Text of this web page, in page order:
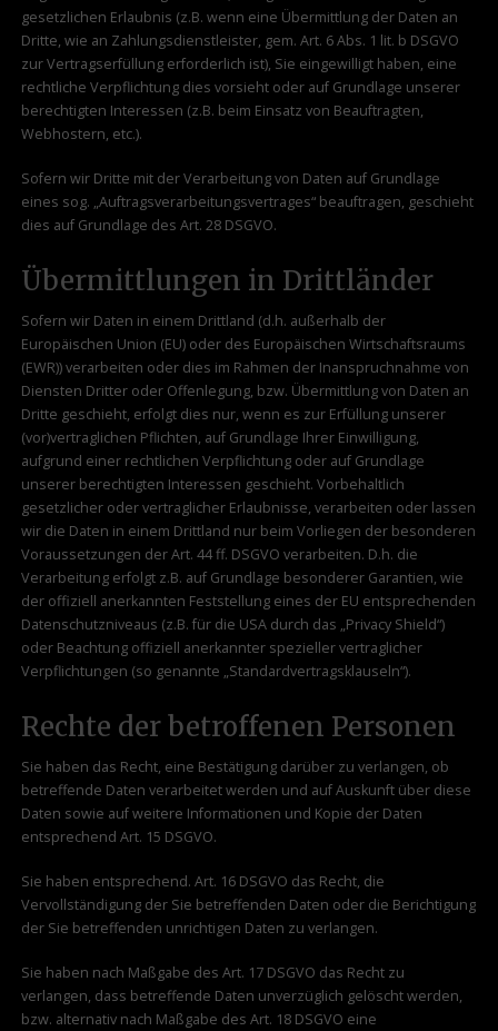
gesetzlichen Erlaubnis (z.B. wenn eine Übermittlung der Daten an
Dritte, wie an Zahlungsdienstleister, gem. Art. 6 Abs. 1 lit. b DSGVO
zur Vertragserfüllung erforderlich ist), Sie eingewilligt haben, eine
rechtliche Verpflichtung dies vorsieht oder auf Grundlage unserer
berechtigten Interessen (z.B. beim Einsatz von Beauftragten,
Webhostern, etc.).
Sofern wir Dritte mit der Verarbeitung von Daten auf Grundlage
eines sog. „Auftragsverarbeitungsvertrages“ beauftragen, geschieht
dies auf Grundlage des Art. 28 DSGVO.
Übermittlungen in Drittländer
Sofern wir Daten in einem Drittland (d.h. außerhalb der
Europäischen Union (EU) oder des Europäischen Wirtschaftsraums
(EWR)) verarbeiten oder dies im Rahmen der Inanspruchnahme von
Diensten Dritter oder Offenlegung, bzw. Übermittlung von Daten an
Dritte geschieht, erfolgt dies nur, wenn es zur Erfüllung unserer
(vor)vertraglichen Pflichten, auf Grundlage Ihrer Einwilligung,
aufgrund einer rechtlichen Verpflichtung oder auf Grundlage
unserer berechtigten Interessen geschieht. Vorbehaltlich
gesetzlicher oder vertraglicher Erlaubnisse, verarbeiten oder lassen
wir die Daten in einem Drittland nur beim Vorliegen der besonderen
Voraussetzungen der Art. 44 ff. DSGVO verarbeiten. D.h. die
Verarbeitung erfolgt z.B. auf Grundlage besonderer Garantien, wie
der offiziell anerkannten Feststellung eines der EU entsprechenden
Datenschutzniveaus (z.B. für die USA durch das „Privacy Shield“)
oder Beachtung offiziell anerkannter spezieller vertraglicher
Verpflichtungen (so genannte „Standardvertragsklauseln“).
Rechte der betroffenen Personen
Sie haben das Recht, eine Bestätigung darüber zu verlangen, ob
betreffende Daten verarbeitet werden und auf Auskunft über diese
Daten sowie auf weitere Informationen und Kopie der Daten
entsprechend Art. 15 DSGVO.
Sie haben entsprechend. Art. 16 DSGVO das Recht, die
Vervollständigung der Sie betreffenden Daten oder die Berichtigung
der Sie betreffenden unrichtigen Daten zu verlangen.
Sie haben nach Maßgabe des Art. 17 DSGVO das Recht zu
verlangen, dass betreffende Daten unverzüglich gelöscht werden,
bzw. alternativ nach Maßgabe des Art. 18 DSGVO eine